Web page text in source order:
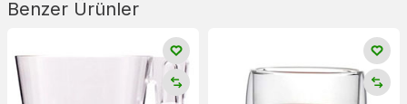
Benzer Ürünler